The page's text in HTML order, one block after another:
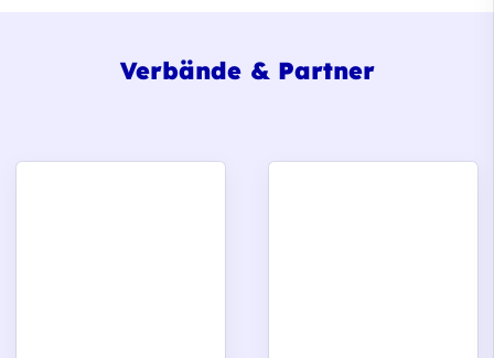
Verbände & Partner